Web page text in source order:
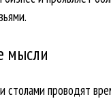
мысли
столами проводят